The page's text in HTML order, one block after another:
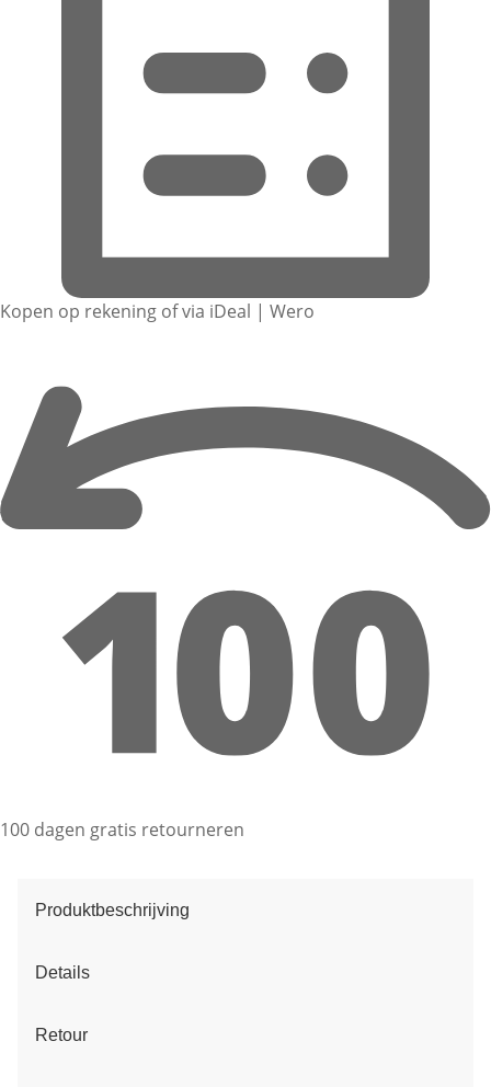
Kopen op rekening of via iDeal | Wero
100 dagen gratis retourneren
Produktbeschrijving
Details
Retour